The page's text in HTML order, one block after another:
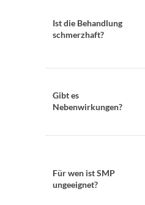
Ist die Behandlung
schmerzhaft?
Gibt es
Nebenwirkungen?
Für wen ist SMP
ungeeignet?